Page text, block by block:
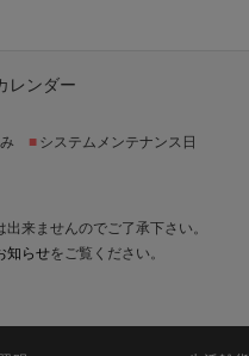
レンダー
み ■ システムメンテナンス日
来ませんのでご了承下さい。
知らせをご覧ください。